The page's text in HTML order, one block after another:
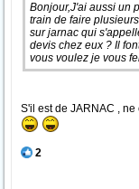
Bonjour,J'ai aussi un
train de faire
sur jarnac qui s'appelle Es*** lo***** piscine avez vous fait faire un
devis chez eux ? Il
vous voulez je vous
S'il est de JARNAC ,
2